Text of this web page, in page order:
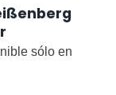
sólo en